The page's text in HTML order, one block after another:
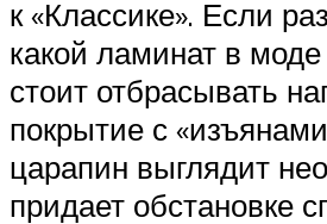
к «Классике». Если
какой ламинат в
стоит отбрасывать
покрытие с
царапин выглядит
придает обстановке